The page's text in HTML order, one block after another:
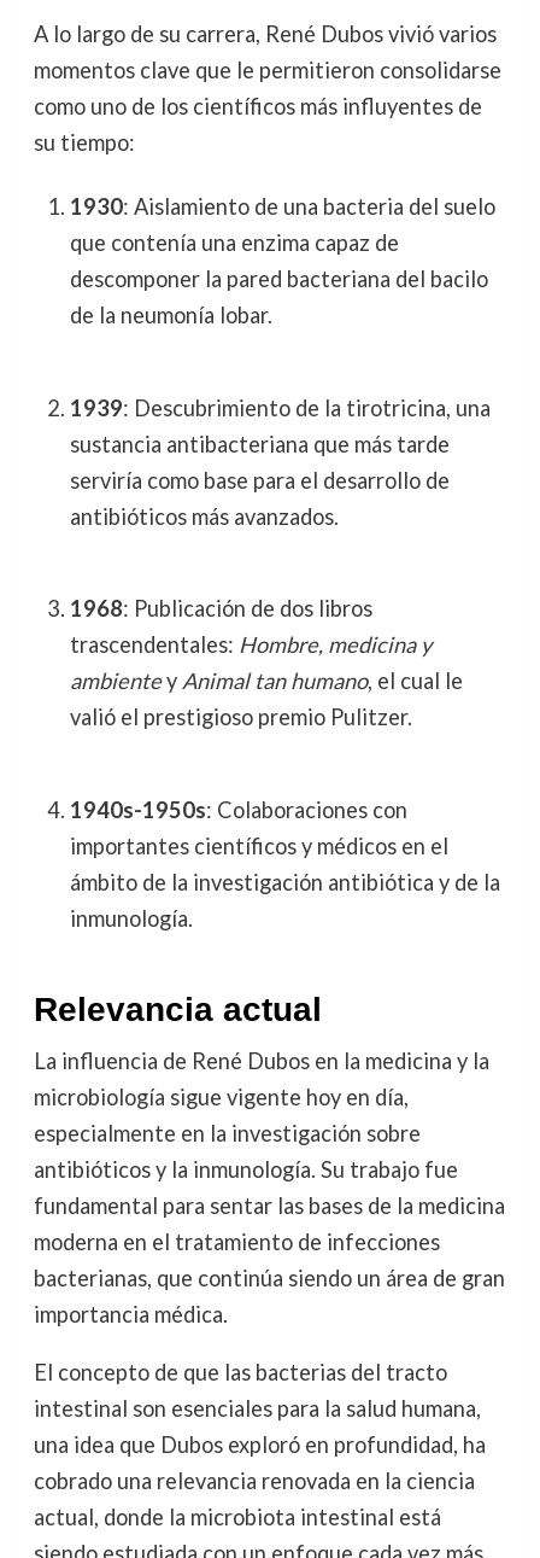
A lo largo de su carrera, René Dubos vivió varios
momentos clave que le permitieron consolidarse
como uno de los científicos más influyentes de
su tiempo:
1930: Aislamiento de una bacteria del suelo
que contenía una enzima capaz de
descomponer la pared bacteriana del bacilo
de la neumonía lobar.
1939: Descubrimiento de la tirotricina, una
sustancia antibacteriana que más tarde
serviría como base para el desarrollo de
antibióticos más avanzados.
1968: Publicación de dos libros
trascendentales: Hombre, medicina y
ambientey Animal tan humano, el cual le
valió el prestigioso premio Pulitzer.
1940s-1950s: Colaboraciones con
importantes científicos y médicos en el
ámbito de la investigación antibiótica y de la
inmunología.
Relevancia actual
La influencia de René Dubos en la medicina y la
microbiología sigue vigente hoy en día,
especialmente en la investigación sobre
antibióticos y la inmunología. Su trabajo fue
fundamental para sentar las bases de la medicina
moderna en el tratamiento de infecciones
bacterianas, que continúa siendo un área de gran
importancia médica.
El concepto de que las bacterias del tracto
intestinal son esenciales para la salud humana,
una idea que Dubos exploró en profundidad, ha
cobrado una relevancia renovada en la ciencia
actual, donde la microbiota intestinal está